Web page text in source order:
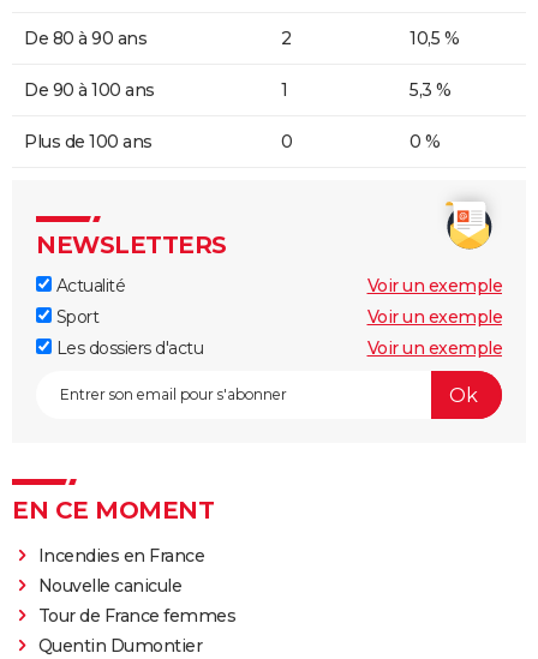
De 80 à 90 ans 2 10,5 %
De 90 à 100 ans 1 5,3 %
Plus de 100 ans 0 0 %
NEWSLETTERS
Actualité
Voir un exemple
Sport
Voir un exemple
Les dossiers d'actu
Voir un exemple
EN CE MOMENT
Incendies en France
Nouvelle canicule
Tour de France femmes
Quentin Dumontier